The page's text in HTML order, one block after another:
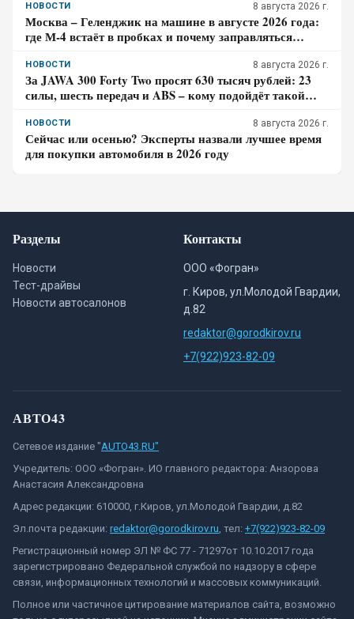
НОВОСТИ 8 августа 2026 г.
Москва – Геленджик на машине в августе 2026 года:
где М-4 встаёт в пробках и почему заправляться
НОВОСТИ 8 августа 2026 г.
За JAWA 300 Forty Two просят 630 тысяч рублей: 23
силы, шесть передач и ABS – кому подойдёт такой
НОВОСТИ 8 августа 2026 г.
Сейчас или осенью? Эксперты назвали лучшее время
для покупки автомобиля в 2026 году
Разделы
Новости
Тест-драйвы
Новости автосалонов
Контакты
ООО «Фогран»
г. Киров, ул.Молодой Гвардии,
д.82
redaktor@gorodkirov.ru
+7(922)923-82-09
АВТО43
Сетевое издание "AUTO43.RU"
Учредитель: ООО «Фогран». ИО главного редактора: Анзорова
Анастасия Александровна
Адрес редакции: 610000, г.Киров, ул.Молодой Гвардии, д.82
Эл.почта редакции: redaktor@gorodkirov.ru, тел: +7(922)923-82-09
Регистрационный номер ЭЛ № ФС 77 - 71297от 10.10.2017 года
зарегистрировано Федеральной службой по надзору в сфере
связи, информационных технологий и массовых коммуникаций.
Полное или частичное цитирование материалов сайта, возможно